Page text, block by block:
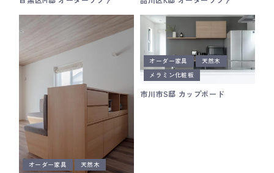
オーダー家具
天然木
オーダー家具
天然木
メラミン化粧板
市川市S邸 カップボード